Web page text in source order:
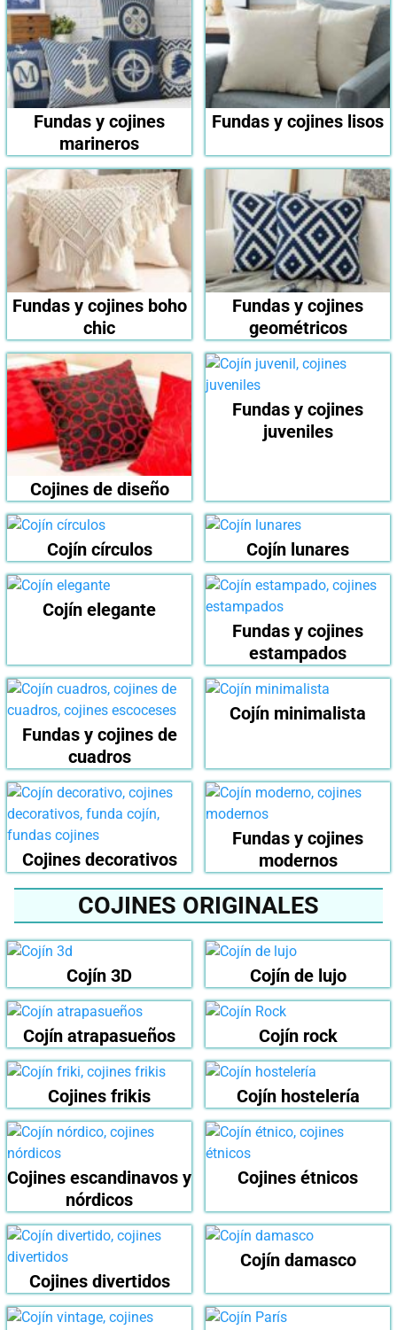
Fundas y cojines
marineros
Fundas y cojines lisos
Fundas y cojines boho
chic
Fundas y cojines
geométricos
Cojines de diseño
Fundas y cojines
juveniles
Cojín círculos Cojín lunares
Cojín elegante
Fundas y cojines
estampados
Fundas y cojines de
cuadros
Cojín minimalista
Cojines decorativos
Fundas y cojines
modernos
COJINES ORIGINALES
Cojín 3D Cojín de lujo
Cojín atrapasueños Cojín rock
Cojines frikis Cojín hostelería
Cojines escandinavos y
nórdicos
Cojines étnicos
Cojines divertidos
Cojín damasco